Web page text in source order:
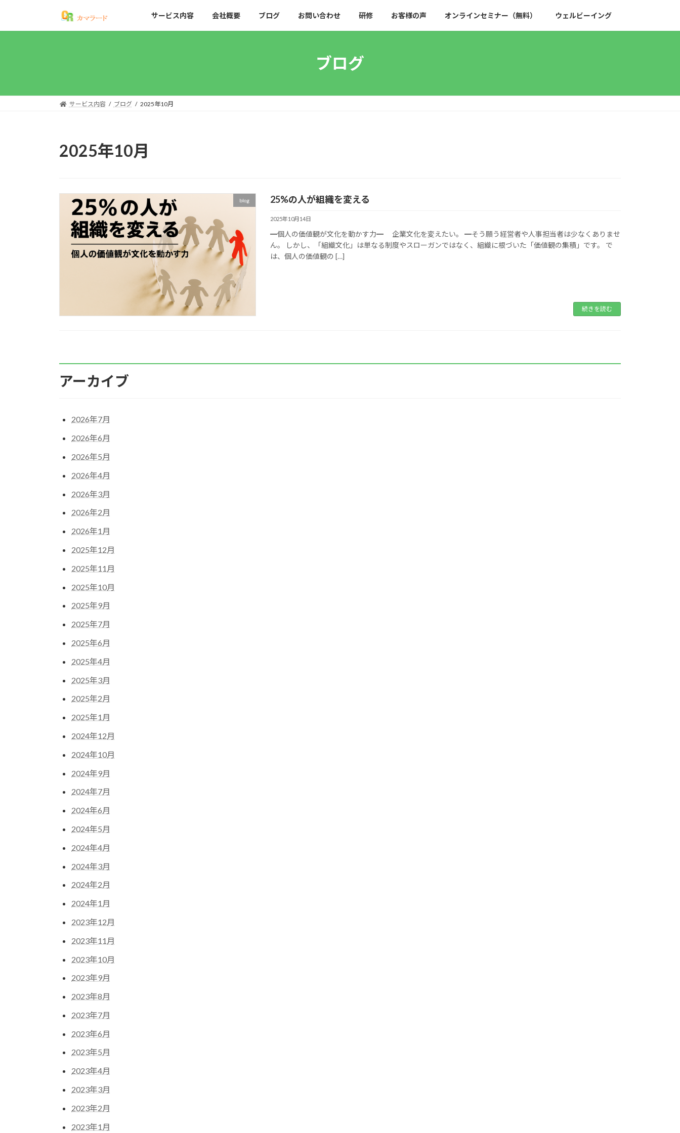
テ
ゲ
サービス内容 会社概要 ブログ お問い合わせ 研修 お客様の声 オンラインセミナー（無料） ウェルビーイング
ブログ
サービス内容 ブログ 2025年10月
2025年10月
blog 25%の人が組織を変える
2025年10月14日
━個人の価値観が文化を動かす力━ 企業文化を変えたい。 ━そう願う経営者や人事担当者は少なくありませ
ん。 しかし、「組織文化」は単なる制度やスローガンではなく、組織に根づいた「価値観の集積」です。 で
は、個人の価値観の […]
続きを読む
アーカイブ
2026年7月
2026年6月
2026年5月
2026年4月
2026年3月
2026年2月
2026年1月
2025年12月
2025年11月
2025年10月
2025年9月
2025年7月
2025年6月
2025年4月
2025年3月
2025年2月
2025年1月
2024年12月
2024年10月
2024年9月
2024年7月
2024年6月
2024年5月
2024年4月
2024年3月
2024年2月
2024年1月
2023年12月
2023年11月
2023年10月
2023年9月
2023年8月
2023年7月
2023年6月
2023年5月
2023年4月
2023年3月
2023年2月
2023年1月